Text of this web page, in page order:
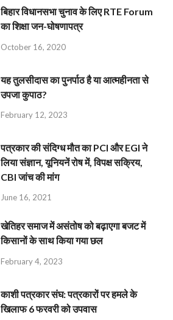
बिहार विधानसभा चुनाव के लिए RTE Forum
का शिक्षा जन-घोषणापत्र
October 16, 2020
यह तुलसीदास का पुनर्पाठ है या आत्महीनता से
उपजा कुपाठ?
February 12, 2023
पत्रकार की संदिग्ध मौत का PCI और EGI ने
लिया संज्ञान, यूनियनें रोष में, विपक्ष सक्रिय,
CBI जांच की मांग
June 16, 2021
खेतिहर समाज में असंतोष को बढ़ाएगा बजट में
किसानों के साथ किया गया छल
February 4, 2023
काशी पत्रकार संघ: पत्रकारों पर हमले के
खिलाफ 6 फरवरी को उपवास